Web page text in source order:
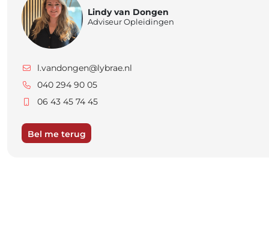
Bekijk al onze opleidingen voor gemeenten
Lindy van Dongen
Adviseur Opleidingen
l.vandongen@lybrae.nl
040 294 90 05
06 43 45 74 45
Bel me terug